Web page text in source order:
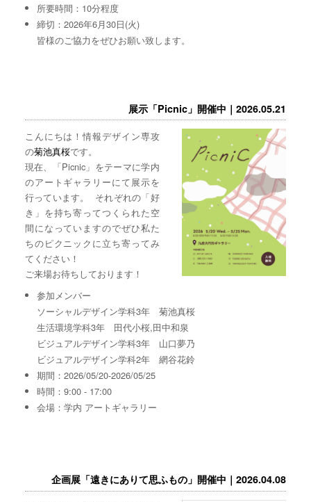
所要時間：10分程度
締切：2026年6月30日(火)
皆様のご協力をぜひお願い致します。
展示「Picnic」開催中｜2026.05.21
こんにちは！情報デザイン専攻
の菊池真桜です。
現在、「Picnic」をテーマに学内
のアートギャラリーにて展示を
行っています。 それぞれの「好
き」を持ち寄ってつくられた空
間になっていますのでぜひ私た
ちのピクニックに立ち寄ってみ
てください！
ご来場お待ちしております！
参加メンバー
ソーシャルデザイン学科3年 菊池真桜
生活環境学科3年 田代小桜,田中和泉
ビジュアルデザイン学科3年 山口夢乃
ビジュアルデザイン学科2年 網谷花鈴
期間：2026/05/20-2026/05/25
時間：9:00 - 17:00
会場：学内 アートギャラリー
企画展「遠きにありて思ふもの」開催中｜2026.04.08